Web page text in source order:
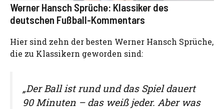
Werner Hansch Sprüche: Klassiker des
deutschen Fußball-Kommentars
Hier sind zehn der besten Werner Hansch Sprüche,
die zu Klassikern geworden sind:
„Der Ball ist rund und das Spiel dauert
90 Minuten – das weiß jeder. Aber was